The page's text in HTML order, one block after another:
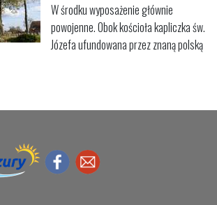
W środku wyposażenie głównie
powojenne. Obok kościoła kapliczka św.
Józefa ufundowana przez znaną polską